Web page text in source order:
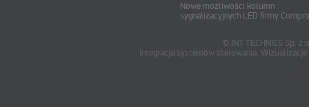
Nowe możliwości kolumn
sygnalizacyjnych LED firmy
© INT TECHNICS Sp.
Integracja systemów sterowania,